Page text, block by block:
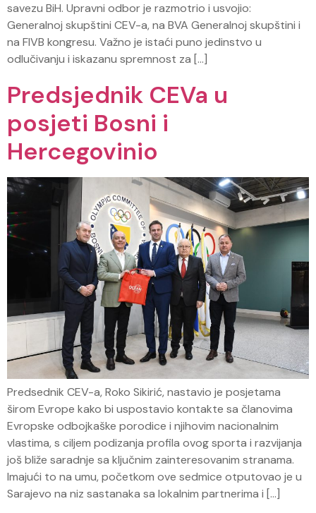
savezu BiH. Upravni odbor je razmotrio i usvojio:
Generalnoj skupštini CEV-a, na BVA Generalnoj skupštini i
na FIVB kongresu. Važno je istaći puno jedinstvo u
odlučivanju i iskazanu spremnost za […]
Predsjednik CEVa u
posjeti Bosni i
Hercegovinio
Predsednik CEV-a, Roko Sikirić, nastavio je posjetama
širom Evrope kako bi uspostavio kontakte sa članovima
Evropske odbojkaške porodice i njihovim nacionalnim
vlastima, s ciljem podizanja profila ovog sporta i razvijanja
još bliže saradnje sa ključnim zainteresovanim stranama.
Imajući to na umu, početkom ove sedmice otputovao je u
Sarajevo na niz sastanaka sa lokalnim partnerima i […]